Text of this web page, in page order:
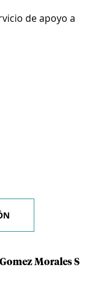
de apoyo a
Morales S